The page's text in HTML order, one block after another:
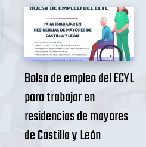
Bolsa de empleo del ECYL
para trabajar en
residencias de mayores
de Castilla y León